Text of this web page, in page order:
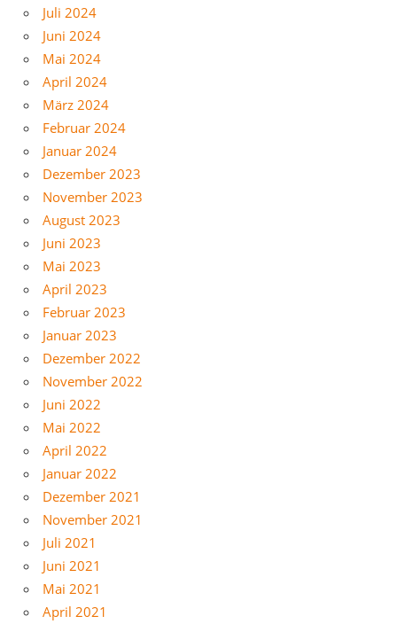
Juli 2024
Juni 2024
Mai 2024
April 2024
März 2024
Februar 2024
Januar 2024
Dezember 2023
November 2023
August 2023
Juni 2023
Mai 2023
April 2023
Februar 2023
Januar 2023
Dezember 2022
November 2022
Juni 2022
Mai 2022
April 2022
Januar 2022
Dezember 2021
November 2021
Juli 2021
Juni 2021
Mai 2021
April 2021